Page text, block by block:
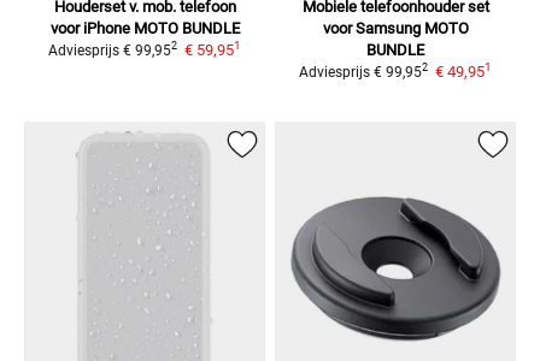
Houderset v. mob. telefoon
voor iPhone MOTO BUNDLE
Adviesprijs € 99,952 € 59,951
Mobiele telefoonhouder set
voor Samsung MOTO
BUNDLE
Adviesprijs € 99,952 € 49,951